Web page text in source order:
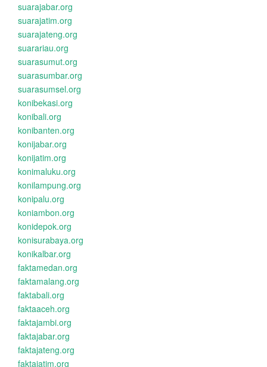
suarajabar.org
suarajatim.org
suarajateng.org
suarariau.org
suarasumut.org
suarasumbar.org
suarasumsel.org
konibekasi.org
konibali.org
konibanten.org
konijabar.org
konijatim.org
konimaluku.org
konilampung.org
konipalu.org
koniambon.org
konidepok.org
konisurabaya.org
konikalbar.org
faktamedan.org
faktamalang.org
faktabali.org
faktaaceh.org
faktajambi.org
faktajabar.org
faktajateng.org
faktajatim.org